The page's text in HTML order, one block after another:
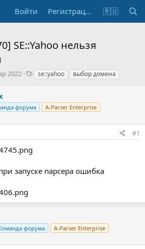
Войти Регистрация 🇷🇺
SE::Yahoo нельзя
2022
Т
и
se::yahoo выбор домена
форума A-Parser Enterprise
#1
запуске парсера ошибка
форума A-Parser Enterprise